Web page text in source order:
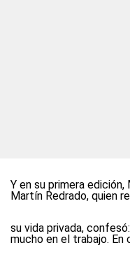
Y en su primera
Martín Redrado, quien
su vida privada,
mucho en el trabajo. En